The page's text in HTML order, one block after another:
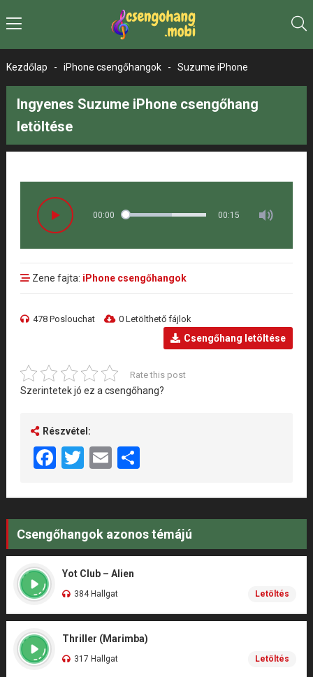
Kezdőlap - iPhone csengőhangok - Suzume iPhone
Ingyenes Suzume iPhone csengőhang
letöltése
00:00 00:15
Zene fajta: iPhone csengőhangok
478 Poslouchat 0 Letölthető fájlok
Csengőhang letöltése
Rate this post
Szerintetek jó ez a csengőhang?
Részvétel:
Facebook
Twitter
EmailShare
Csengőhangok azonos témájú
Yot Club – Alien
384 Hallgat Letöltés
Thriller (Marimba)
317 Hallgat Letöltés